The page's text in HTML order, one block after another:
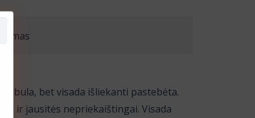
bet visada išliekanti pastebėta.
ir jausitės nepriekaištingai. Visada